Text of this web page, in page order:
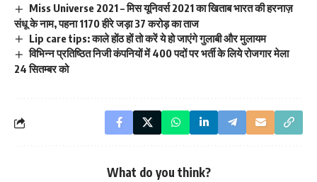
Miss Universe 2021 – मिस यूनिवर्स 2021 का खिताब भारत की हरनाज़
संधू के नाम, पहना 1170 हीरे जड़ा 37 करोड़ का ताज
Lip care tips: काले होंठ हों तो करें ये हो जाएंगे गुलाबी और मुलायम
विभिन्न प्रतिष्ठित निजी कंपनियों में 400 पदों पर भर्ती के लिये रोजगार मेला
24 सितम्बर को
What do you think?